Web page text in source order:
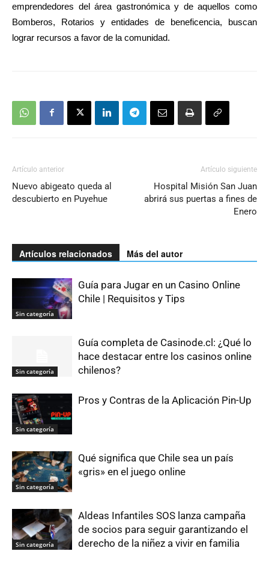
emprendedores del área gastronómica y de aquellos como
Bomberos, Rotarios y entidades de beneficencia, buscan
lograr recursos a favor de la comunidad.
Artículo anterior
Nuevo abigeato queda al
descubierto en Puyehue
Artículo siguiente
Hospital Misión San Juan
abrirá sus puertas a fines de
Enero
Artículos relacionados Más del autor
Sin categoría
Guía para Jugar en un Casino Online
Chile | Requisitos y Tips
Sin categoría
Guía completa de Casinode.cl: ¿Qué lo
hace destacar entre los casinos online
chilenos?
Sin categoría
Pros y Contras de la Aplicación Pin-Up
Sin categoría
Qué significa que Chile sea un país
«gris» en el juego online
Sin categoría
Aldeas Infantiles SOS lanza campaña
de socios para seguir garantizando el
derecho de la niñez a vivir en familia